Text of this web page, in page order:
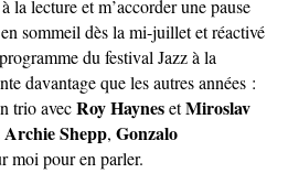
la lecture et m’accorder une pause
sommeil dès la mi-juillet et réactivé
du festival Jazz à la
davantage que les autres années :
trio avecRoy HaynesetMiroslav
Archie Shepp, Gonzalo
moi pour en parler.